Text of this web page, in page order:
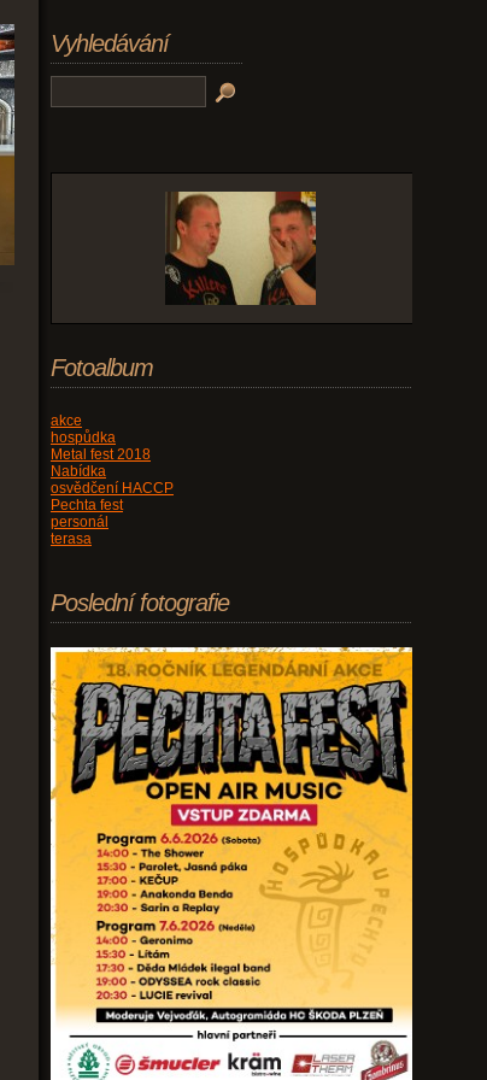
Vyhledávání
Fotoalbum
akce
hospůdka
Metal fest 2018
Nabídka
osvědčení HACCP
Pechta fest
personál
terasa
Poslední fotografie